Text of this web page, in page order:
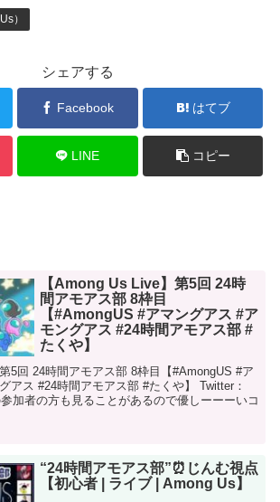
）
シェアする
Facebook はてブ
LINE コピー
【Among Us Live】第5回 24時
間アモアス部 8枠目
【#AmongUS #アマングアス #ア
モングアス #24時間アモアス部 #
たくや】
5回 24時間アモアス部 8枠目【#AmongUS #ア
アス #24時間アモアス部 #たくや】 Twitter：
加者の方も見ることがあるので優しーーーいコ
“24時間アモアス部”⏰じんむ視点
【初心者 | ライブ | Among Us】